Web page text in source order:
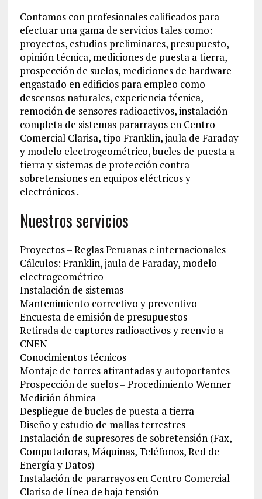
Contamos con profesionales calificados para
efectuar una gama de servicios tales como:
proyectos, estudios preliminares, presupuesto,
opinión técnica, mediciones de puesta a tierra,
prospección de suelos, mediciones de hardware
engastado en edificios para empleo como
descensos naturales, experiencia técnica,
remoción de sensores radioactivos, instalación
completa de sistemas pararrayos en Centro
Comercial Clarisa, tipo Franklin, jaula de Faraday
y modelo electrogeométrico, bucles de puesta a
tierra y sistemas de protección contra
sobretensiones en equipos eléctricos y
electrónicos .
Nuestros servicios
Proyectos – Reglas Peruanas e internacionales
Cálculos: Franklin, jaula de Faraday, modelo
electrogeométrico
Instalación de sistemas
Mantenimiento correctivo y preventivo
Encuesta de emisión de presupuestos
Retirada de captores radioactivos y reenvío a
CNEN
Conocimientos técnicos
Montaje de torres atirantadas y autoportantes
Prospección de suelos – Procedimiento Wenner
Medición óhmica
Despliegue de bucles de puesta a tierra
Diseño y estudio de mallas terrestres
Instalación de supresores de sobretensión (Fax,
Computadoras, Máquinas, Teléfonos, Red de
Energía y Datos)
Instalación de pararrayos en Centro Comercial
Clarisa de línea de baja tensión